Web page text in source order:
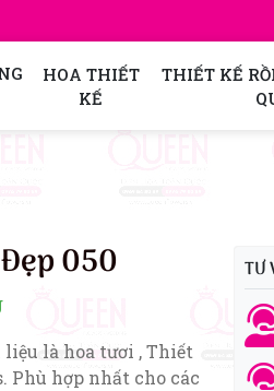
HOA THIẾT
KẾ
THIẾT KẾ
TƯ
050
liệu là hoa tươi , Thiết
Phù hợp nhất cho các